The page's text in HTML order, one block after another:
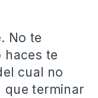
No te
te
cual no
que terminar